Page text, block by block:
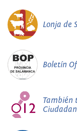
Lonja de
Boletín
También